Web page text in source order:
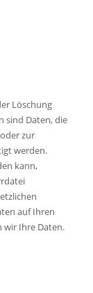
Löschung
sind Daten, die
zur
werden.
kann,
auf Ihren
wir Ihre Daten.